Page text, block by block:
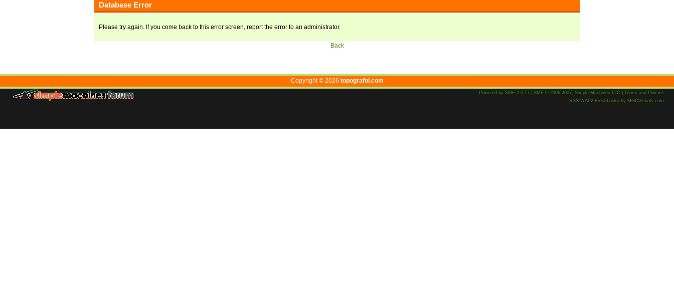
Database Error
Please try again. If you come back to this error screen, report the error to an administrator.
Back
Copyright © 2026 topografoi.com
Powered by SMF 2.0.17 SMF © 2006-2007, Simple Machines LLC
Terms and Policies
RSS WAP2 FreshLooks by MGCVisuals.com